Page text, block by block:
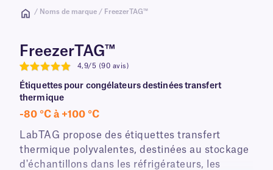
/ Noms de marque / FreezerTAG™
FreezerTAG™
4.9
4,9/5 (90 avis)
Étiquettes pour congélateurs destinées transfert
thermique
-80 °C à +100 °C
LabTAG propose des étiquettes transfert
thermique polyvalentes, destinées au stockage
d'échantillons dans les réfrigérateurs, les